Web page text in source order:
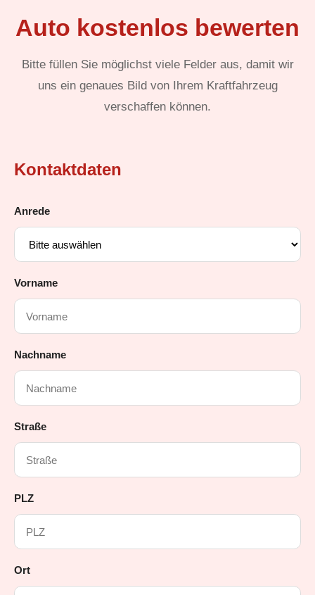
Auto kostenlos bewerten
Bitte füllen Sie möglichst viele Felder aus, damit wir
uns ein genaues Bild von Ihrem Kraftfahrzeug
verschaffen können.
Kontaktdaten
Anrede
Vorname
Nachname
Straße
PLZ
Ort